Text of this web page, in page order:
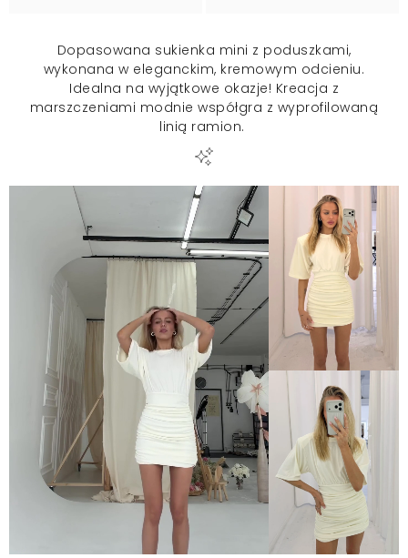
Dopasowana sukienka mini z poduszkami,
wykonana w eleganckim, kremowym odcieniu.
Idealna na wyjątkowe okazje! Kreacja z
marszczeniami modnie współgra z wyprofilowaną
linią ramion.